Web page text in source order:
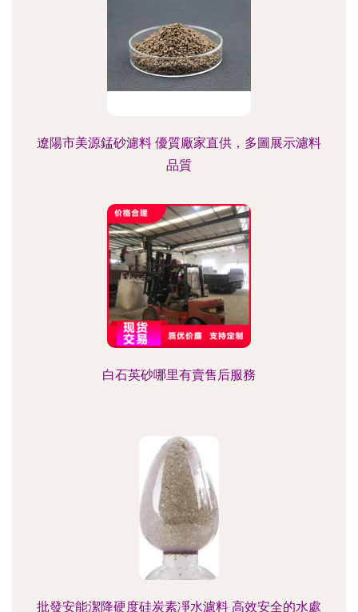
遼陽市美源錳砂濾料 優質廠家直供，多圖展示濾料
品質
白石英砂哪里有賣售后服務
批發安能潔降硬度硅炭素凈水濾料 高效安全的水處